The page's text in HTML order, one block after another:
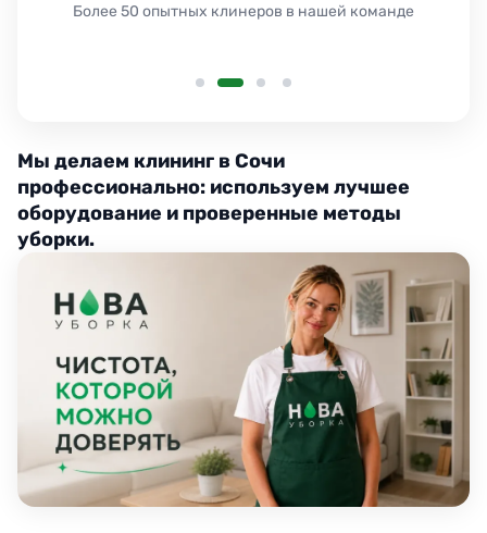
Работаем 24 часа без выходных и праздников
Мы делаем клининг в Сочи
профессионально: используем лучшее
оборудование и проверенные методы
уборки.